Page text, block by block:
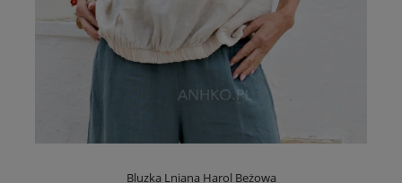
Bluzka Lniana Harol Beżowa